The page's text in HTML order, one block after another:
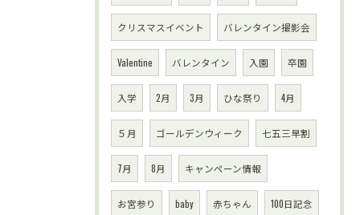
クリスマスイベント バレンタイン撮影会
Valentine バレンタイン 入園 卒園
入学 2月 3月 ひな祭り 4月
５月 ゴールデンウィーク 七五三早割
7月 8月 キャンペーン情報
お宮参り baby 赤ちゃん 100日記念